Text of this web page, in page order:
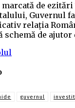
marcată de
Guvernul
relaţia
schemă de ajutor
guvernul